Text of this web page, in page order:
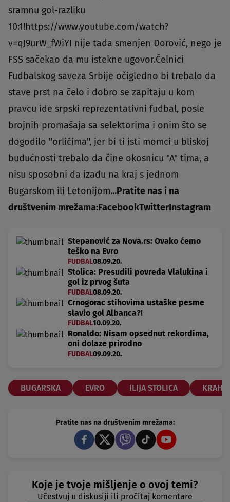
sramnu gol-razliku
10:1!https://www.youtube.com/watch?
v=qJ9urW_fWiYI nije tada smenjen Đorović, nego je
FSS sačekao da mu istekne ugovor.Čelnici
Fudbalskog saveza Srbije očigledno bi trebalo da
stave prst na čelo i dobro se zapitaju u kom
pravcu ide srpski reprezentativni fudbal, posle
brojnih promašaja sa selektorima i onim što se
dogodilo "orlićima", jer bi ti isti momci u bliskoj
budućnosti trebalo da čine okosnicu "A" tima, a
nisu sposobni da izađu na kraj s jednom
Bugarskom ili Letonijom...Pratite nas i na
društvenim mrežama:FacebookTwitterInstagram
Stepanović za Nova.rs: Ovako ćemo
teško na Evro
FUDBAL08.09.20.
Stolica: Presudili povreda Vlalukina i
gol iz prvog šuta
FUDBAL08.09.20.
Crnogorac stihovima ustaške pesme
slavio gol Albanca?!
FUDBAL10.09.20.
Ronaldo: Nisam opsednut rekordima,
oni dolaze prirodno
FUDBAL09.09.20.
BUGARSKA EVRO ILIJA STOLICA KRAH
Pratite nas na društvenim mrežama:
Koje je tvoje mišljenje o ovoj temi?
Učestvuj u diskusiji ili pročitaj komentare